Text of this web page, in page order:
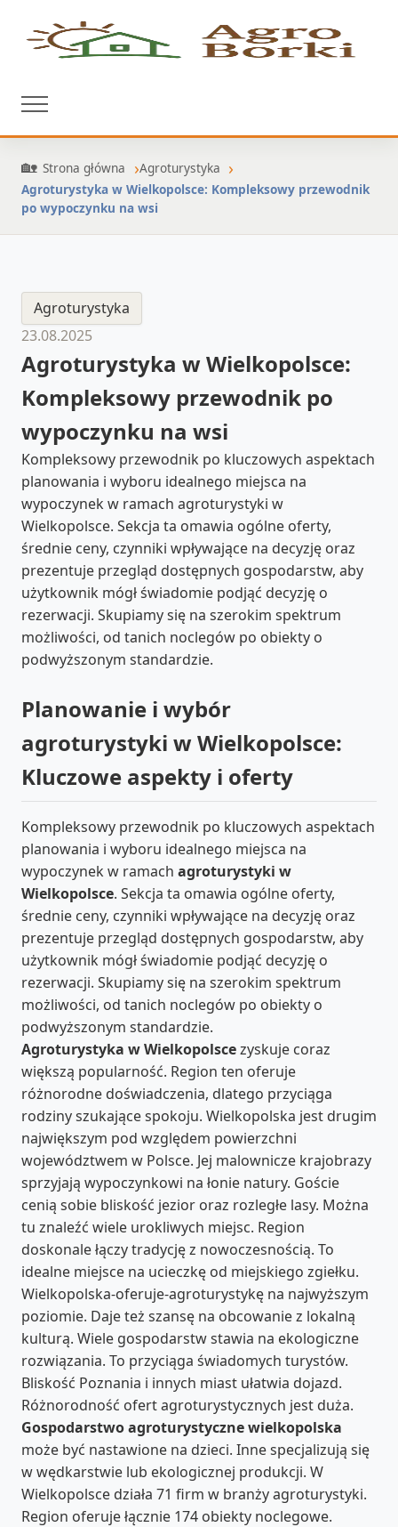
Strona główna
Agroturystyka
Agroturystyka w Wielkopolsce: Kompleksowy przewodnik
po wypoczynku na wsi
Agroturystyka
23.08.2025
Agroturystyka w Wielkopolsce:
Kompleksowy przewodnik po
wypoczynku na wsi
Kompleksowy przewodnik po kluczowych aspektach
planowania i wyboru idealnego miejsca na
wypoczynek w ramach agroturystyki w
Wielkopolsce. Sekcja ta omawia ogólne oferty,
średnie ceny, czynniki wpływające na decyzję oraz
prezentuje przegląd dostępnych gospodarstw, aby
użytkownik mógł świadomie podjąć decyzję o
rezerwacji. Skupiamy się na szerokim spektrum
możliwości, od tanich noclegów po obiekty o
podwyższonym standardzie.
Planowanie i wybór
agroturystyki w Wielkopolsce:
Kluczowe aspekty i oferty
Kompleksowy przewodnik po kluczowych aspektach
planowania i wyboru idealnego miejsca na
wypoczynek w ramach agroturystyki w
Wielkopolsce. Sekcja ta omawia ogólne oferty,
średnie ceny, czynniki wpływające na decyzję oraz
prezentuje przegląd dostępnych gospodarstw, aby
użytkownik mógł świadomie podjąć decyzję o
rezerwacji. Skupiamy się na szerokim spektrum
możliwości, od tanich noclegów po obiekty o
podwyższonym standardzie.
Agroturystyka w Wielkopolscezyskuje coraz
większą popularność. Region ten oferuje
różnorodne doświadczenia, dlatego przyciąga
rodziny szukające spokoju. Wielkopolska jest drugim
największym pod względem powierzchni
województwem w Polsce. Jej malownicze krajobrazy
sprzyjają wypoczynkowi na łonie natury. Goście
cenią sobie bliskość jezior oraz rozległe lasy. Można
tu znaleźć wiele urokliwych miejsc. Region
doskonale łączy tradycję z nowoczesnością. To
idealne miejsce na ucieczkę od miejskiego zgiełku.
Wielkopolska-oferuje-agroturystykę na najwyższym
poziomie. Daje też szansę na obcowanie z lokalną
kulturą. Wiele gospodarstw stawia na ekologiczne
rozwiązania. To przyciąga świadomych turystów.
Bliskość Poznania i innych miast ułatwia dojazd.
Różnorodność ofert agroturystycznych jest duża.
Gospodarstwo agroturystyczne wielkopolska
może być nastawione na dzieci. Inne specjalizują się
w wędkarstwie lub ekologicznej produkcji. W
Wielkopolsce działa 71 firm w branży agroturystyki.
Region oferuje łącznie 174 obiekty noclegowe.